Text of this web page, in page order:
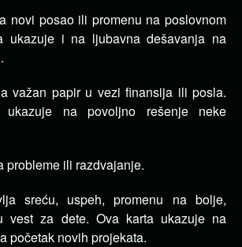
novi posao ili promenu na poslovnom
ukazuje i na ljubavna dešavanja na
važan papir u vezi finansija ili posla.
ukazuje na povoljno rešenje neke
probleme ili razdvajanje.
sreću, uspeh, promenu na bolje,
vest za dete. Ova karta ukazuje na
početak novih projekata.